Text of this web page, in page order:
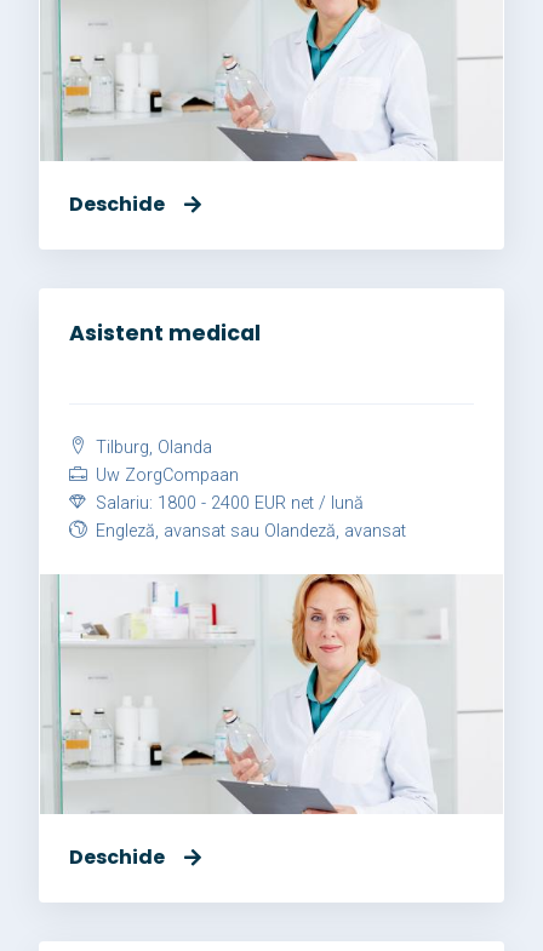
Deschide
Asistent medical
Tilburg, Olanda
Uw ZorgCompaan
Salariu: 1800 - 2400 EUR net / lună
Engleză, avansat sau Olandeză, avansat
Deschide